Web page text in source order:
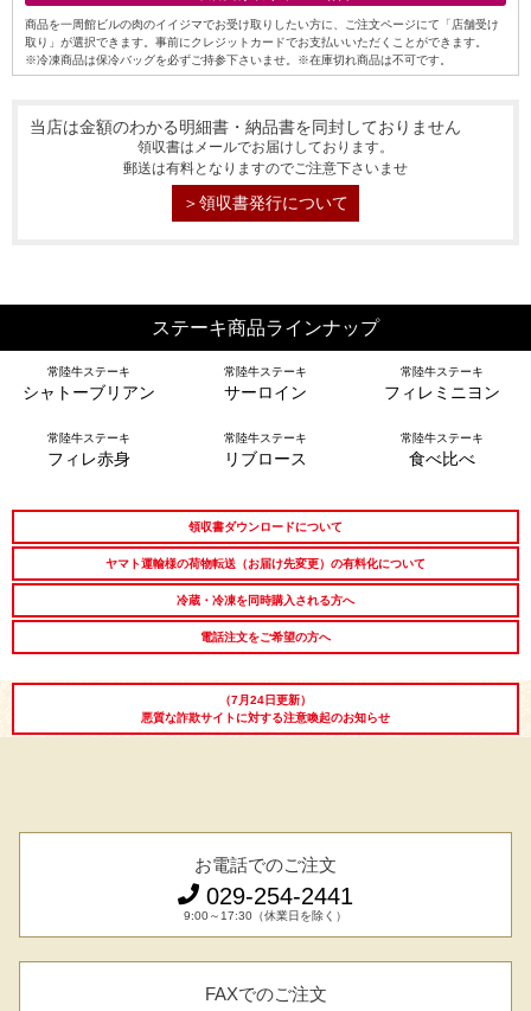
お中元ハムギフ
ト
LINEギフト ふるさと納税
商品を一周館ビルの肉のイイジマでお受け取りしたい方に、ご注文ページにて「店舗受け
取り」が選択できます。事前にクレジットカードでお支払いいただくことができます。
※冷凍商品は保冷バッグを必ずご持参下さいませ。※在庫切れ商品は不可です。
当店は金額のわかる明細書・納品書を同封しておりません
領収書はメールでお届けしております。
郵送は有料となりますのでご注意下さいませ
＞領収書発行について
ステーキ商品ラインナップ
常陸牛ステーキ
シャトーブリアン
常陸牛ステーキ
サーロイン
常陸牛ステーキ
フィレミニヨン
常陸牛ステーキ
フィレ赤身
常陸牛ステーキ
リブロース
常陸牛ステーキ
食べ比べ
領収書ダウンロードについて
ヤマト運輸様の荷物転送（お届け先変更）の有料化について
冷蔵・冷凍を同時購入される方へ
電話注文をご希望の方へ
（7月24日更新）
悪質な詐欺サイトに対する注意喚起のお知らせ
お電話でのご注文
029-254-2441
9:00～17:30（休業日を除く）
FAXでのご注文